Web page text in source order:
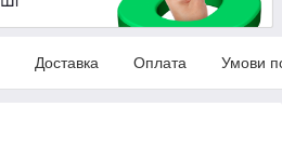
Доставка Оплата Умови